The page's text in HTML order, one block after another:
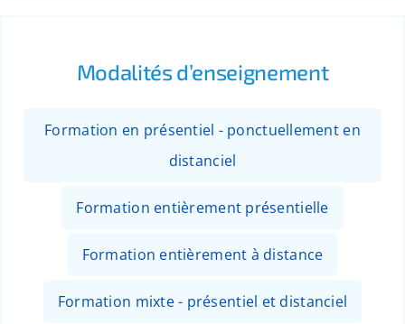
Modalités d’enseignement
Formation en présentiel - ponctuellement en
distanciel
Formation entièrement présentielle
Formation entièrement à distance
Formation mixte - présentiel et distanciel